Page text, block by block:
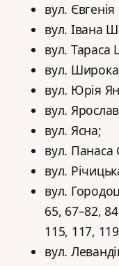
вул.
вул. Івана
вул. Тараса
вул.
вул. Юрія
вул.
вул. Ясна;
вул. Панаса
вул.
вул.
65, 67–82,
115, 117,
вул.